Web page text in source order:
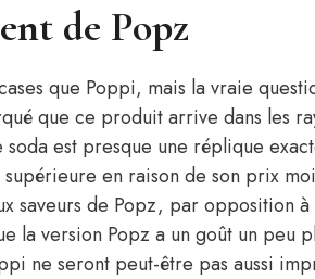
de Popz
que Poppi, mais la vraie
que ce produit arrive dans les
est presque une réplique
supérieure en raison de son prix
saveurs de Popz, par opposition
la version Popz a un goût un peu
ne seront peut-être pas aussi